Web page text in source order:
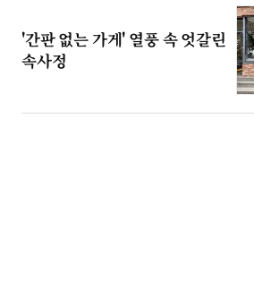
'간판 없는 가게' 열풍 속 엇갈린
속사정